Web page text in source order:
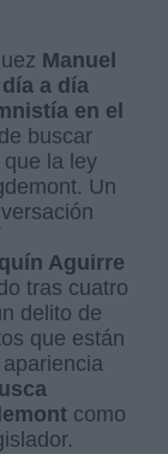
Manuel
a día
en el
buscar
la ley
Un
Aguirre
tras cuatro
delito de
que están
como